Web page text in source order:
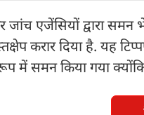
जांच एजेंसियों द्वारा
करार दिया है. यह
में समन किया गया